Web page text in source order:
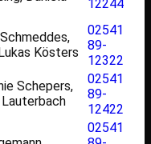
12244
Kösters
02541
89-
12322
Schepers,
Lauterbach
02541
89-
12422
02541